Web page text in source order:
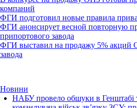
компаний
ФГИ подготовил новые правила
ФГИ анонсирует весной повторную
припортового завода
ФГИ выставил на продажу 5% акций
завода
Новини
НАБУ провело обшуки в Генштабі